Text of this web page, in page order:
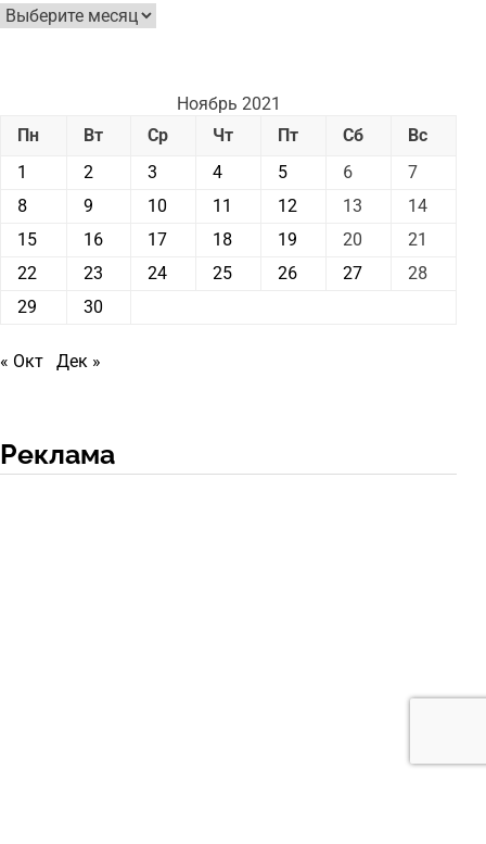
Архив
новостей
Ноябрь 2021
Пн
Вт Ср Чт Пт Сб
Вс
1
2 3 4 5 6
7
8
9 10 11 12 13
14
15
16 17 18 19 20
21
22
23 24 25 26 27
28
29
30
« Окт Дек »
Реклама